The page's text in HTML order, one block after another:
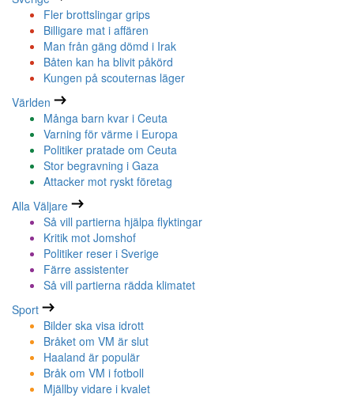
Fler brottslingar grips
Billigare mat i affären
Man från gäng dömd i Irak
Båten kan ha blivit påkörd
Kungen på scouternas läger
Världen
Många barn kvar i Ceuta
Varning för värme i Europa
Politiker pratade om Ceuta
Stor begravning i Gaza
Attacker mot ryskt företag
Alla Väljare
Så vill partierna hjälpa flyktingar
Kritik mot Jomshof
Politiker reser i Sverige
Färre assistenter
Så vill partierna rädda klimatet
Sport
Bilder ska visa idrott
Bråket om VM är slut
Haaland är populär
Bråk om VM i fotboll
Mjällby vidare i kvalet